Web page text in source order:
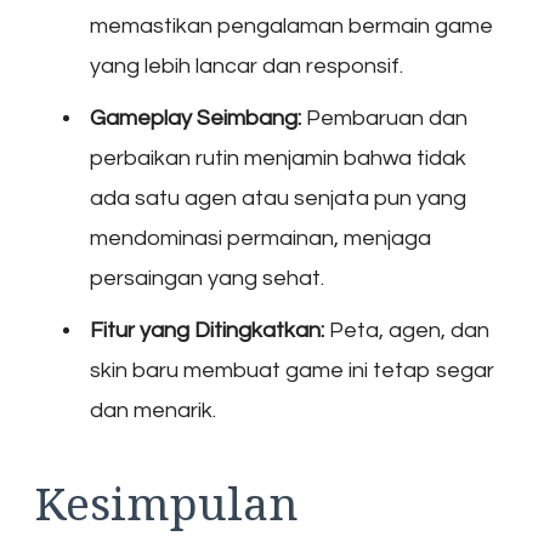
memastikan pengalaman bermain game
yang lebih lancar dan responsif.
Gameplay Seimbang: Pembaruan dan
perbaikan rutin menjamin bahwa tidak
ada satu agen atau senjata pun yang
mendominasi permainan, menjaga
persaingan yang sehat.
Fitur yang Ditingkatkan: Peta, agen, dan
skin baru membuat game ini tetap segar
dan menarik.
Kesimpulan